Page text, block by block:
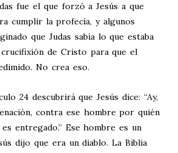
fue el que forzó a Jesús a que
cumplir la profecía, y algunos
que Judas sabía lo que estaba
de Cristo para que el
No crea eso.
24 descubrirá que Jesús dice: “Ay,
contra ese hombre por quién
entregado.” Ese hombre es un
dijo que era un diablo. La Biblia